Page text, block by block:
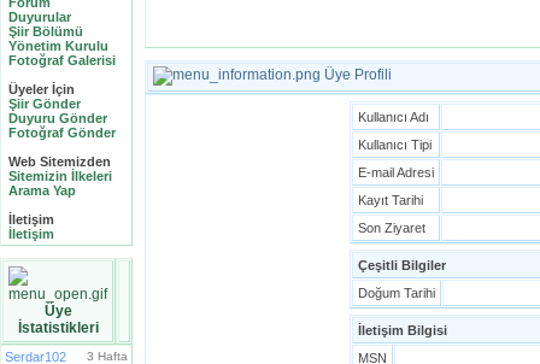
Duyurular
Şiir Bölümü
Yönetim Kurulu
Fotoğraf Galerisi
Üyeler İçin
Şiir Gönder
Duyuru Gönder
Fotoğraf Gönder
Web Sitemizden
Sitemizin İlkeleri
Arama Yap
İletişim
İletişim
Üye
İstatistikleri
Serdar102 3 Hafta
Üye Profili
Kullanıcı Adı
Kullanıcı Tipi
E-mail Adresi
Kayıt Tarihi
Son Ziyaret
Çeşitli Bilgiler
Doğum Tarihi
İletişim Bilgisi
MSN